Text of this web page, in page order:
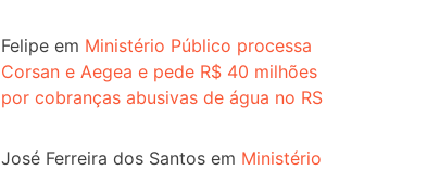
Felipe em Ministério Público processa
Corsan e Aegea e pede R$ 40 milhões
por cobranças abusivas de água no RS
José Ferreira dos Santos em Ministério